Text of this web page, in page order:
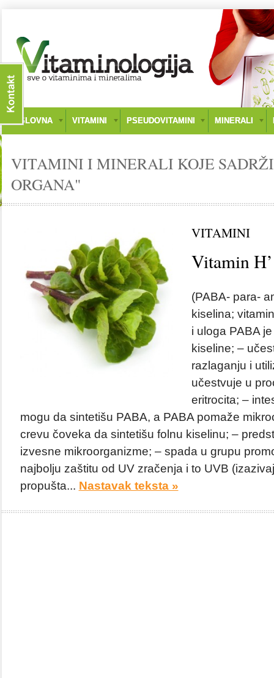
NASLOVNA VITAMINI PSEUDOVITAMINI MINERALI
VITAMINI I MINERALI KOJE
ORGANA"
VITAMINI
Vitamin
(PABA- para-
kiselina;
i uloga PABA
kiseline; –
razlaganju i
učestvuje u
eritrocita; –
mogu da sintetišu PABA, a PABA pomaže
crevu čoveka da sintetišu folnu kiselinu; –
izvesne mikroorganizme; – spada u grupu
najbolju zaštitu od UV zračenja i to UVB
propušta... Nastavak teksta »